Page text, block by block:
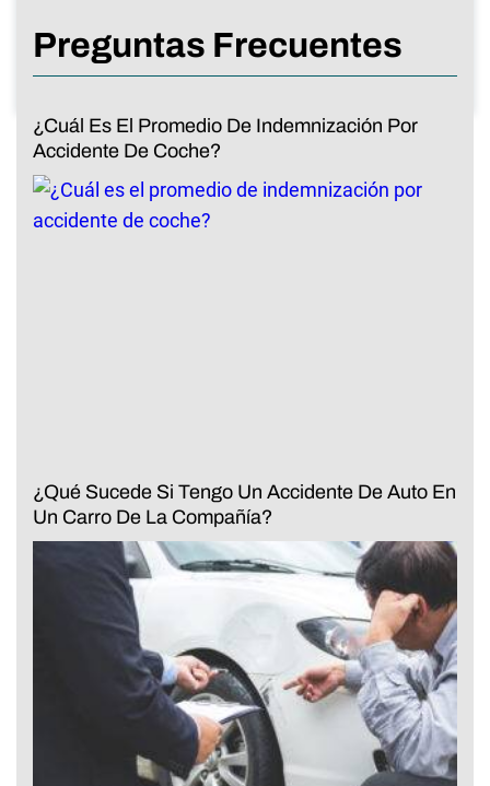
Preguntas Frecuentes
¿Cuál Es El Promedio De Indemnización Por
Accidente De Coche?
¿Qué Sucede Si Tengo Un Accidente De Auto En
Un Carro De La Compañía?